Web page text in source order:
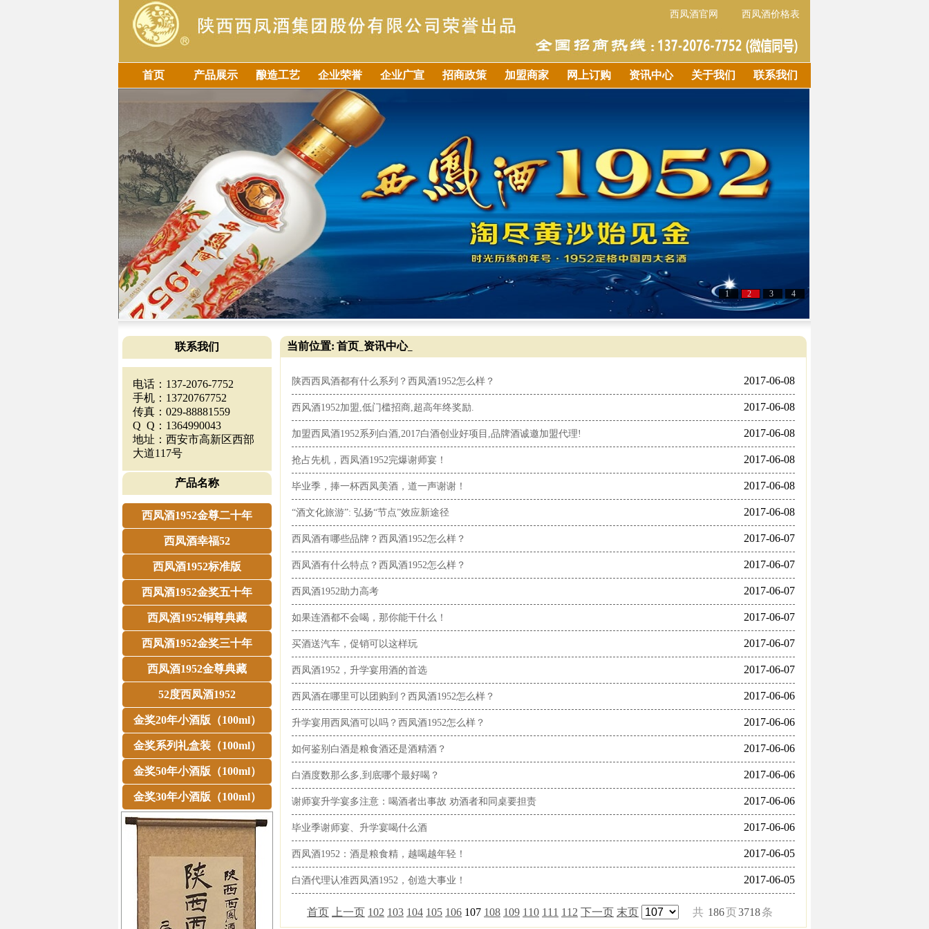
西凤酒官网 西凤酒价格表
首页 产品展示 酿造工艺 企业荣誉 企业广宣 招商政策 加盟商家 网上订购 资讯中心 关于我们 联系我们
1 2 3 4
联系我们
电话：137-2076-7752
手机：13720767752
传真：029-88881559
Q Q：1364990043
地址：西安市高新区西部
大道117号
产品名称
西凤酒1952金尊二十年
西凤酒幸福52
西凤酒1952标准版
西凤酒1952金奖五十年
西凤酒1952铜尊典藏
西凤酒1952金奖三十年
西凤酒1952金尊典藏
52度西凤酒1952
金奖20年小酒版（100ml）
金奖系列礼盒装（100ml）
金奖50年小酒版（100ml）
金奖30年小酒版（100ml）
当前位置: 首页 资讯中心_
陕西西凤酒都有什么系列？西凤酒1952怎么样？ 2017-06-08
西风酒1952加盟,低门槛招商,超高年终奖励. 2017-06-08
加盟西凤酒1952系列白酒,2017白酒创业好项目,品牌酒诚邀加盟代理! 2017-06-08
抢占先机，西凤酒1952完爆谢师宴！ 2017-06-08
毕业季，捧一杯西凤美酒，道一声谢谢！ 2017-06-08
“酒文化旅游”: 弘扬“节点”效应新途径 2017-06-08
西凤酒有哪些品牌？西凤酒1952怎么样？ 2017-06-07
西凤酒有什么特点？西凤酒1952怎么样？ 2017-06-07
西凤酒1952助力高考 2017-06-07
如果连酒都不会喝，那你能干什么！ 2017-06-07
买酒送汽车，促销可以这样玩 2017-06-07
西凤酒1952，升学宴用酒的首选 2017-06-07
西凤酒在哪里可以团购到？西凤酒1952怎么样？ 2017-06-06
升学宴用西凤酒可以吗？西凤酒1952怎么样？ 2017-06-06
如何鉴别白酒是粮食酒还是酒精酒？ 2017-06-06
白酒度数那么多,到底哪个最好喝？ 2017-06-06
谢师宴升学宴多注意：喝酒者出事故 劝酒者和同桌要担责 2017-06-06
毕业季谢师宴、升学宴喝什么酒 2017-06-06
西凤酒1952：酒是粮食精，越喝越年轻！ 2017-06-05
白酒代理认准西凤酒1952，创造大事业！ 2017-06-05
首页 上一页 102 103 104 105 106 107 108 109 110 111 112 下一页 末页 共 186页3718条